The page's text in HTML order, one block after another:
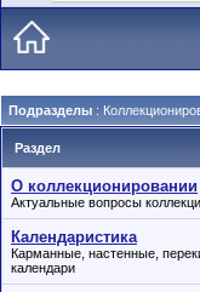
Подразделы :
Раздел
О коллекционировании
Актуальные вопросы
Календаристика
Карманные, настенные,
календари